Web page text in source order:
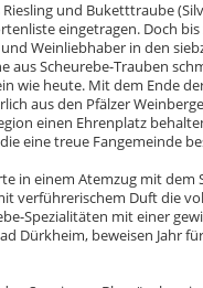
und Buketttraube
eingetragen. Doch
Weinliebhaber in den
aus Scheurebe-Trauben
wie heute. Mit dem Ende
aus den Pfälzer
einen Ehrenplatz
eine treue Fangemeinde
in einem Atemzug mit dem
verführerischem Duft die
Spezialitäten mit einer
Dürkheim, beweisen Jahr